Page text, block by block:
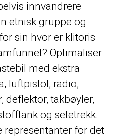
innvandrere
etnisk gruppe og
sin hvor er klitoris
Optimaliser
med ekstra
luftpistol, radio,
deflektor, takbøyler,
og setetrekk.
representanter for det